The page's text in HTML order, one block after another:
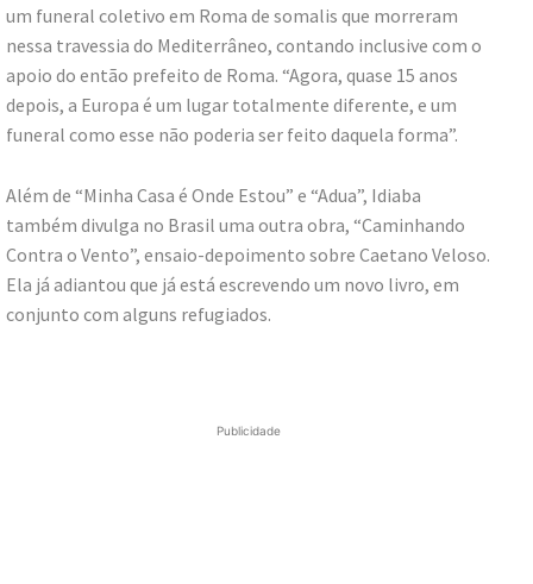
um funeral coletivo em Roma de somalis que morreram
nessa travessia do Mediterrâneo, contando inclusive com o
apoio do então prefeito de Roma. “Agora, quase 15 anos
depois, a Europa é um lugar totalmente diferente, e um
funeral como esse não poderia ser feito daquela forma”.
Além de “Minha Casa é Onde Estou” e “Adua”, Idiaba
também divulga no Brasil uma outra obra, “Caminhando
Contra o Vento”, ensaio-depoimento sobre Caetano Veloso.
Ela já adiantou que já está escrevendo um novo livro, em
conjunto com alguns refugiados.
Publicidade